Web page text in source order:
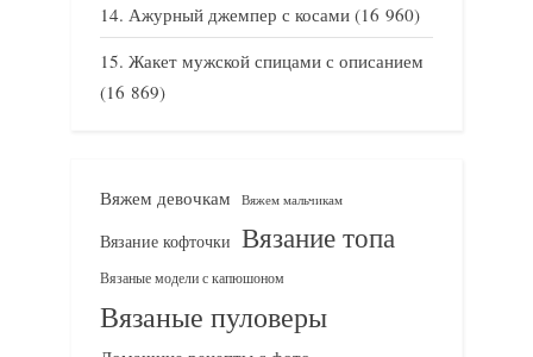
Ажурный джемпер с косами (16 960)
Жакет мужской спицами с описанием
(16 869)
Вяжем девочкам Вяжем мальчикам
Вязание кофточки Вязание топа
Вязаные модели с капюшоном
Вязаные пуловеры